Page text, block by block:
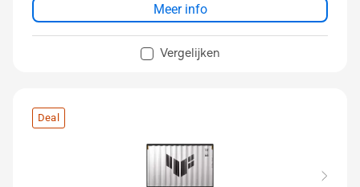
Meer info
Vergelijken
Deal